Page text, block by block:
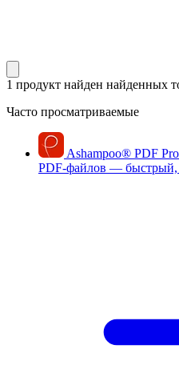
1 продукт найден найденных
Часто просматриваемые
Ashampoo® PDF
PDF-файлов —